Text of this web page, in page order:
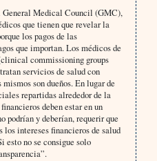
Medical Council (GMC),
que tienen que revelar la
los pagos de las
que importan. Los médicos de
commissioning groups
servicios de salud con
son dueños. En lugar de
repartidas alrededor de la
deben estar en un
podrían y deberían, requerir que
intereses financieros de salud
esto no se consigue solo